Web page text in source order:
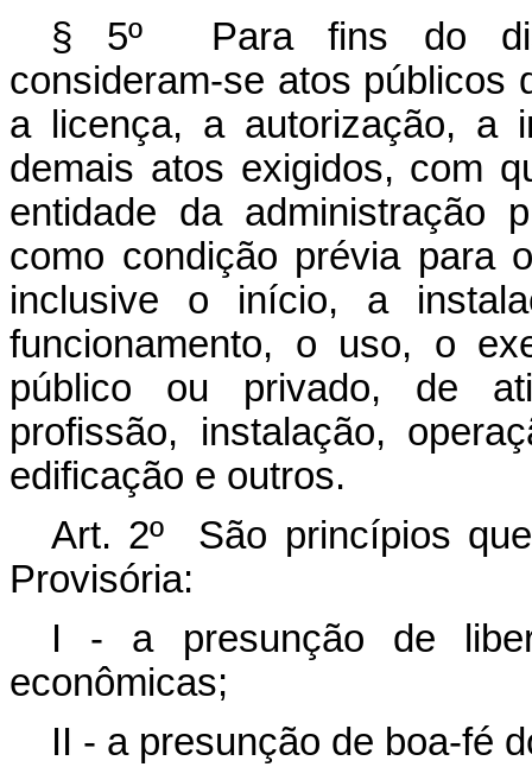
§ 5º Para fins do
consideram-se atos públicos
a licença, a autorização, a
demais atos exigidos, com
entidade da administração
como condição prévia para
inclusive o início, a
funcionamento, o uso, o
público ou privado, de
profissão, instalação,
edificação e outros.
Art. 2º São princípios
Provisória:
I - a presunção de
econômicas;
II - a presunção de boa-fé